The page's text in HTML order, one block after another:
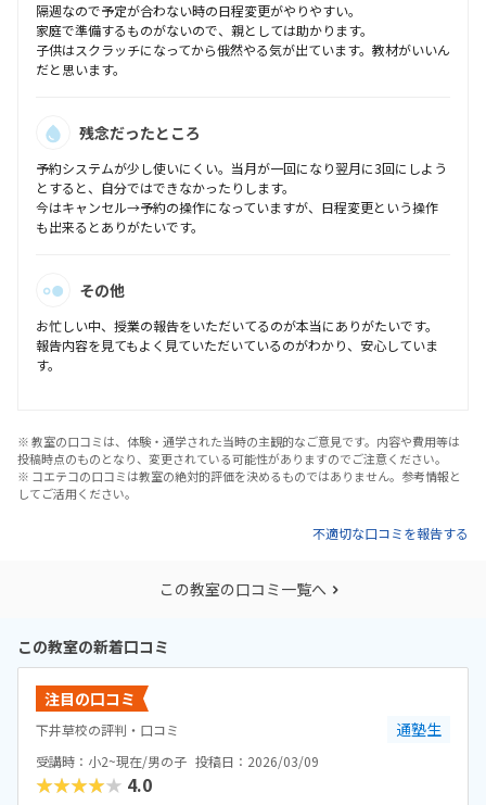
隔週なので予定が合わない時の日程変更がやりやすい。
家庭で準備するものがないので、親としては助かります。
子供はスクラッチになってから俄然やる気が出ています。教材がいいん
だと思います。
残念だったところ
予約システムが少し使いにくい。当月が一回になり翌月に3回にしよう
とすると、自分ではできなかったりします。
今はキャンセル→予約の操作になっていますが、日程変更という操作
も出来るとありがたいです。
その他
お忙しい中、授業の報告をいただいてるのが本当にありがたいです。
報告内容を見てもよく見ていただいているのがわかり、安心していま
す。
※ 教室の口コミは、体験・通学された当時の主観的なご意見です。内容や費用等は
投稿時点のものとなり、変更されている可能性がありますのでご注意ください。
※ コエテコの口コミは教室の絶対的評価を決めるものではありません。参考情報と
してご活用ください。
不適切な口コミを報告する
この教室の口コミ一覧へ
この教室の新着口コミ
注目の口コミ
下井草校の評判・口コミ 通塾生
受講時：小2~現在/男の子 投稿日：2026/03/09
★★★★★ 4.0